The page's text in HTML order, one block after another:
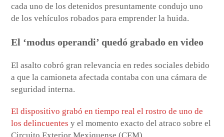
cada uno de los detenidos presuntamente condujo uno
de los vehículos robados para emprender la huida.
El ‘modus operandi’ quedó grabado en video
El asalto cobró gran relevancia en redes sociales debido
a que la camioneta afectada contaba con una cámara de
seguridad interna.
El dispositivo grabó en tiempo real el rostro de uno de
los delincuentes y el momento exacto del atraco sobre el